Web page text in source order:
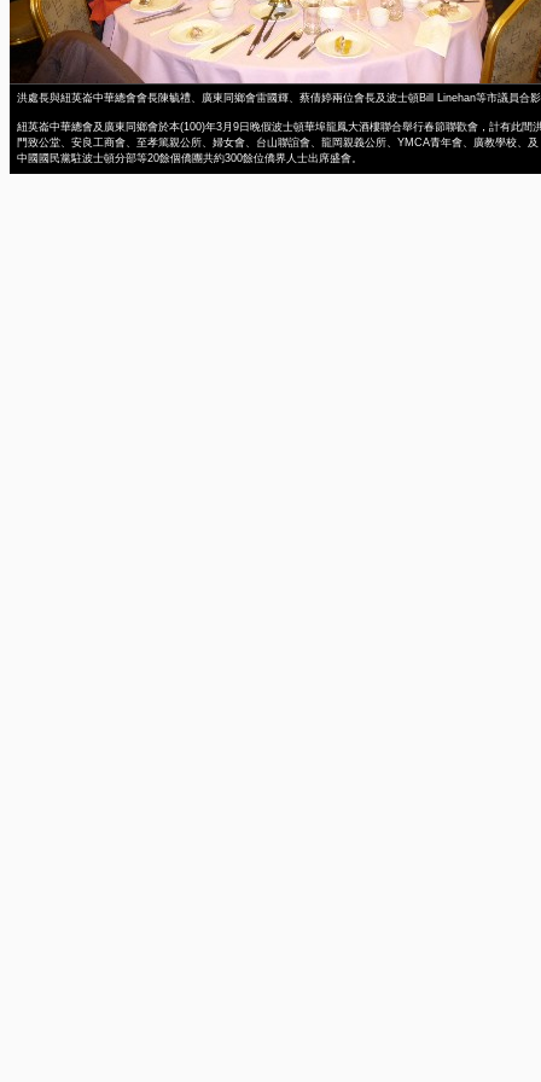
洪處長與紐英崙中華總會會長陳毓禮、廣東同鄉會雷國輝、蔡倩婷兩位會長及波士頓Bill Linehan等市議員合影
紐英崙中華總會及廣東同鄉會於本(100)年3月9日晚假波士頓華埠龍鳳大酒樓聯合舉行春節聯歡會，計有此間
門致公堂、安良工商會、至孝篤親公所、婦女會、台山聯誼會、龍岡親義公所、YMCA青年會、廣教學校、及
中國國民黨駐波士頓分部等20餘個僑團共約300餘位僑界人士出席盛會。